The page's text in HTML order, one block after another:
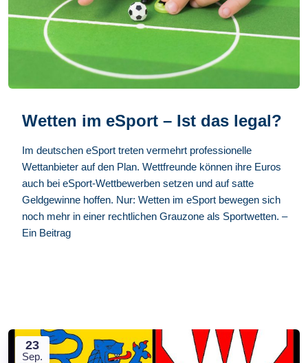
Wetten im eSport – Ist das legal?
Im deutschen eSport treten vermehrt professionelle
Wettanbieter auf den Plan. Wettfreunde können ihre Euros
auch bei eSport-Wettbewerben setzen und auf satte
Geldgewinne hoffen. Nur: Wetten im eSport bewegen sich
noch mehr in einer rechtlichen Grauzone als Sportwetten. –
Ein Beitrag
23
Sep.